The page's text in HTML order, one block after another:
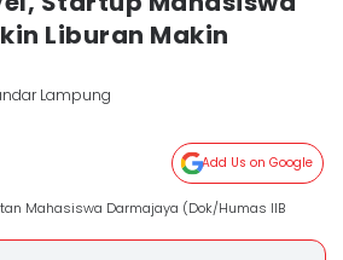
Liburan Makin
Lampung
Add Us on Google
Mahasiswa Darmajaya (Dok/Humas IIB